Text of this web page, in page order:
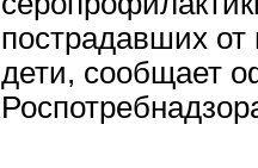
пострадавших
дети, сообщает